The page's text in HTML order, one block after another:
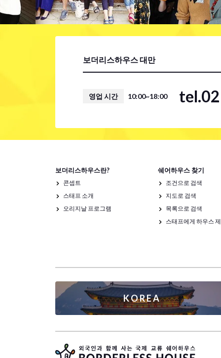
보더리스하우스 대만
영업 시간 10:00~18:00
보더리스하우스란?
콘셉트
스태프 소개
오리지날 프로그램
쉐어하우스 찾기
조건으로 검색
지도로 검색
목록으로 검색
스태프에게 하우스
KOREA